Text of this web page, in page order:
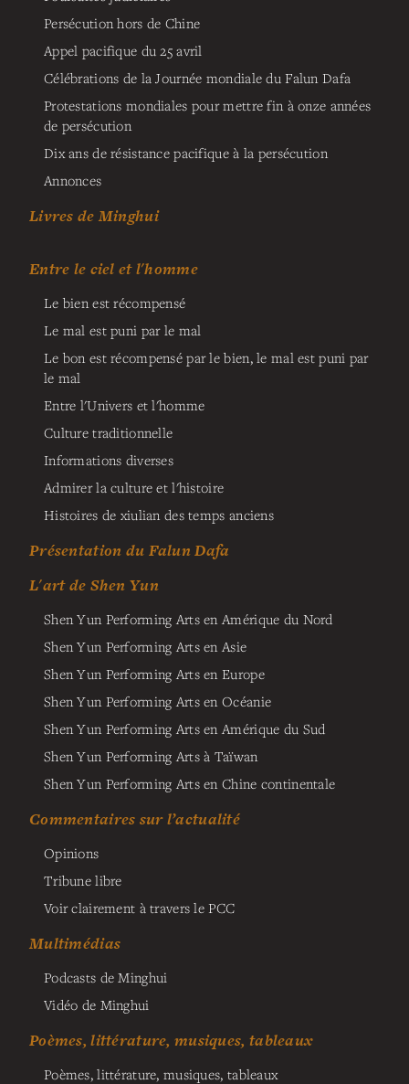
Persécution hors de Chine
Appel pacifique du 25 avril
Célébrations de la Journée mondiale du Falun Dafa
Protestations mondiales pour mettre fin à onze années
de persécution
Dix ans de résistance pacifique à la persécution
Annonces
Livres de Minghui
Entre le ciel et l'homme
Le bien est récompensé
Le mal est puni par le mal
Le bon est récompensé par le bien, le mal est puni par
le mal
Entre l'Univers et l'homme
Culture traditionnelle
Informations diverses
Admirer la culture et l'histoire
Histoires de xiulian des temps anciens
Présentation du Falun Dafa
L'art de Shen Yun
Shen Yun Performing Arts en Amérique du Nord
Shen Yun Performing Arts en Asie
Shen Yun Performing Arts en Europe
Shen Yun Performing Arts en Océanie
Shen Yun Performing Arts en Amérique du Sud
Shen Yun Performing Arts à Taïwan
Shen Yun Performing Arts en Chine continentale
Commentaires sur l’actualité
Opinions
Tribune libre
Voir clairement à travers le PCC
Multimédias
Podcasts de Minghui
Vidéo de Minghui
Poèmes, littérature, musiques, tableaux
Poèmes, littérature, musiques, tableaux